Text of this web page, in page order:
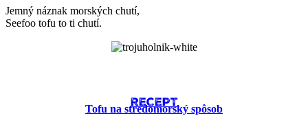
Jemný náznak morských chutí,
Seefoo tofu to ti chutí.
RECEPT
Tofu na stredomorský spôsob